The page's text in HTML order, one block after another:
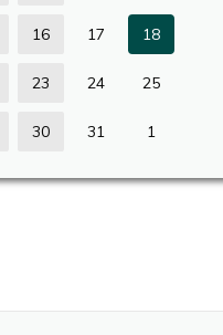
16 17 18
23 24 25
30 31 1